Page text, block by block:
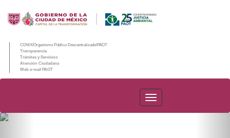
CDMX/Organismo Público Descentralizado/PAOT
Transparencia
Trámites y Servicios
Atención Ciudadana
Web e-mail PAOT
PAOT